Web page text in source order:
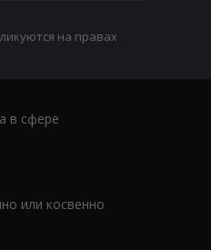
на правах
в сфере
или косвенно